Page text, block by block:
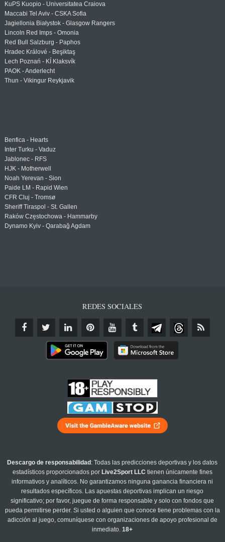
KuPS Kuopio - Universitatea Craiova
Maccabi Tel Aviv - CSKA Sofia
Jagiellonia Białystok - Glasgow Rangers
Lincoln Red Imps - Omonia
Red Bull Salzburg - Paphos
Hradec Králové - Beşiktaş
Lech Poznań - KÍ Klaksvík
PAOK - Anderlecht
Thun - Vikingur Reykjavik
Benfica - Hearts
Inter Turku - Vaduz
Jablonec - RFS
HJK - Motherwell
Noah Yerevan - Sion
Paide LM - Rapid Wien
CFR Cluj - Tromsø
Sheriff Tiraspol - St. Gallen
Raków Częstochowa - Hammarby
Dynamo Kyiv - Qarabağ Agdam
REDES SOCIALES
Descargo de responsabilidad : Todas las predicciones deportivas y los datos
estadísticos proporcionados por Live2Sport LLC tienen únicamente fines
informativos y analíticos. No garantizamos ninguna ganancia financiera ni
resultados específicos. Las apuestas deportivas implican un riesgo
significativo; por favor, juegue de forma responsable y solo con fondos que
pueda permitirse perder. Si usted o alguien que conoce tiene problemas con la
adicción al juego, comuníquese con organizaciones de apoyo profesional de
inmediato.18+